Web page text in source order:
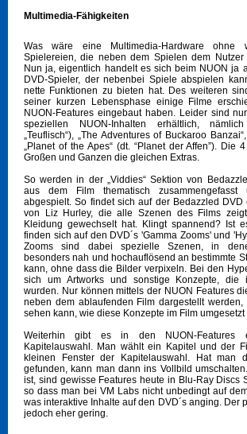
Multimedia-Fähigkeiten
Was wäre eine Multimedia-Hardware ohne
Spielereien, die neben dem Spielen dem
Nun ja, eigentlich handelt es sich beim NUON ja
DVD-Spieler, der nebenbei Spiele abspielen
nette Funktionen zu bieten hat. Des weiteren
seiner kurzen Lebensphase einige Filme
NUON-Features eingebaut haben. Leider sind
speziellen NUON-Inhalten erhältlich,
„Teuflisch“), „The Adventures of Buckaroo
„Planet of the Apes“ (dt. “Planet der Affen”). Die
Großen und Ganzen die gleichen Extras.
So werden in der „Viddies“ Sektion von
aus dem Film thematisch zusammengefasst
abgespielt. So findet sich auf der Bedazzled
von Liz Hurley, die alle Szenen des Films
Kleidung gewechselt hat. Klingt spannend? Ist
finden sich auf den DVD´s 'Gamma Zooms' und
Zooms sind dabei spezielle Szenen, in
besonders nah und hochauflösend an bestimmte
kann, ohne dass die Bilder verpixeln. Bei den
sich um Artworks und sonstige Konzepte, die
wurden. Nur können mittels der NUON Features
neben dem ablaufenden Film dargestellt
sehen kann, wie diese Konzepte im Film
Weiterhin gibt es in den NUON-Features
Kapitelauswahl. Man wählt ein Kapitel und der
kleinen Fenster der Kapitelauswahl. Hat man
gefunden, kann man dann ins Vollbild
ist, sind gewisse Features heute in Blu-Ray Discs
so dass man bei VM Labs nicht unbedingt auf
was interaktive Inhalte auf den DVD´s anging. Der
jedoch eher gering.